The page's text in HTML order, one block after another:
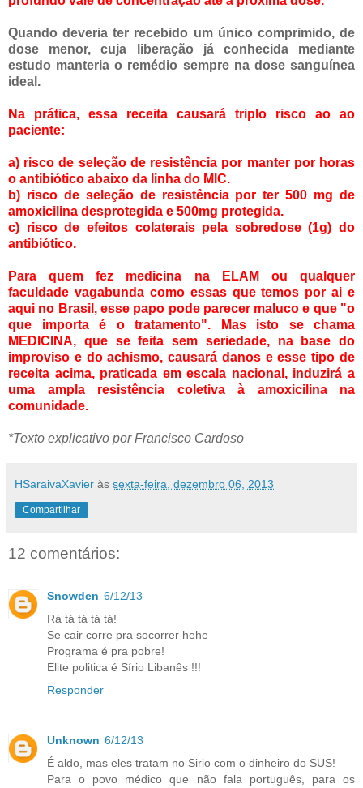
Quando deveria ter recebido um único comprimido, de
dose menor, cuja liberação já conhecida mediante
estudo manteria o remédio sempre na dose sanguínea
ideal.
Na prática, essa receita causará triplo risco ao ao
paciente:
a) risco de seleção de resistência por manter por horas
o antibiótico abaixo da linha do MIC.
b) risco de seleção de resistência por ter 500 mg de
amoxicilina desprotegida e 500mg protegida.
c) risco de efeitos colaterais pela sobredose (1g) do
antibiótico.
Para quem fez medicina na ELAM ou qualquer
faculdade vagabunda como essas que temos por ai e
aqui no Brasil, esse papo pode parecer maluco e que "o
que importa é o tratamento". Mas isto se chama
MEDICINA, que se feita sem seriedade, na base do
improviso e do achismo, causará danos e esse tipo de
receita acima, praticada em escala nacional, induzirá a
uma ampla resistência coletiva à amoxicilina na
comunidade.
*Texto explicativo por Francisco Cardoso
HSaraivaXavier às sexta-feira, dezembro 06, 2013
Compartilhar
12 comentários:
Snowden 6/12/13
Rá tá tá tá tá!
Se cair corre pra socorrer hehe
Programa é pra pobre!
Elite politica é Sírio Libanês !!!
Responder
Unknown 6/12/13
É aldo, mas eles tratam no Sirio com o dinheiro do SUS!
Para o povo médico que não fala português, para os